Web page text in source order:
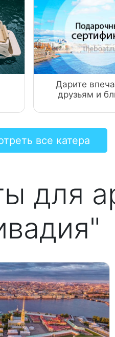
Дарите
друзьям и
все катера
для